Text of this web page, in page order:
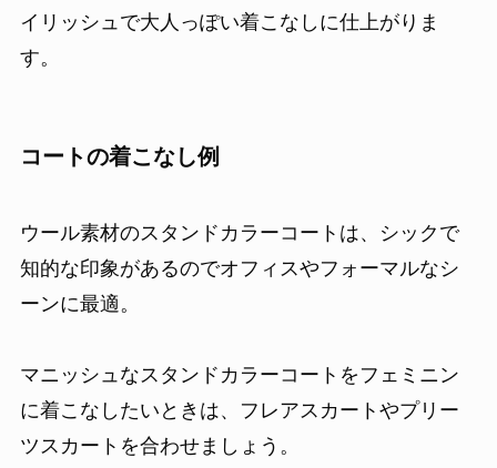
イリッシュで大人っぽい着こなしに仕上がりま
す。
コートの着こなし例
ウール素材のスタンドカラーコートは、シックで
知的な印象があるのでオフィスやフォーマルなシ
ーンに最適。
マニッシュなスタンドカラーコートをフェミニン
に着こなしたいときは、フレアスカートやプリー
ツスカートを合わせましょう。